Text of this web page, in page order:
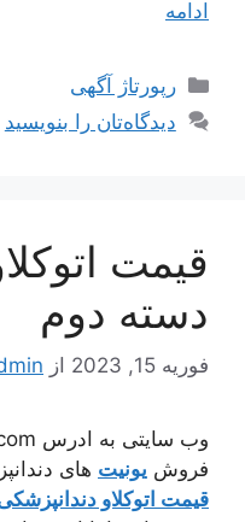
ادامه
دسته‌ها
رپورتاژ آگهی
دیدگاه‌تان را بنویسید
قیمت
دسته دوم
فوریه 15, 2023 از
فروش یونیت های
قیمت اتوکلاو